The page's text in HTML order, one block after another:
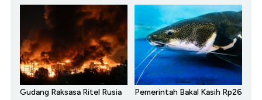
Gudang Raksasa Ritel Rusia
Pemerintah Bakal Kasih Rp26